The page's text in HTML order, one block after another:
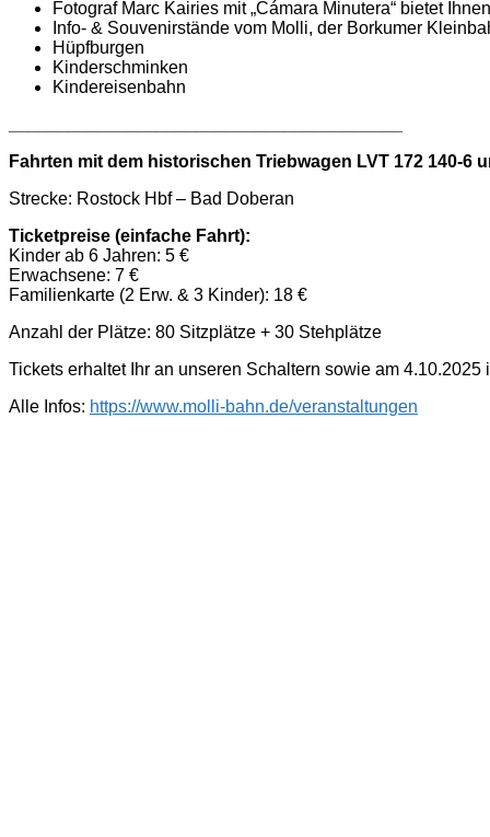
Fotograf Marc Kairies mit „Cámara Minutera“ bietet
Info- & Souvenirstände vom Molli, der Borkumer
Hüpfburgen
Kinderschminken
Kindereisenbahn
Fahrten mit dem historischen Triebwagen LVT 172 140-6
Strecke: Rostock Hbf – Bad Doberan
Ticketpreise (einfache Fahrt):
Kinder ab 6 Jahren: 5 €
Erwachsene: 7 €
Familienkarte (2 Erw. & 3 Kinder): 18 €
Anzahl der Plätze: 80 Sitzplätze + 30 Stehplätze
Tickets erhaltet Ihr an unseren Schaltern sowie am 4.10.2025
Alle Infos: https://www.molli-bahn.de/veranstaltungen